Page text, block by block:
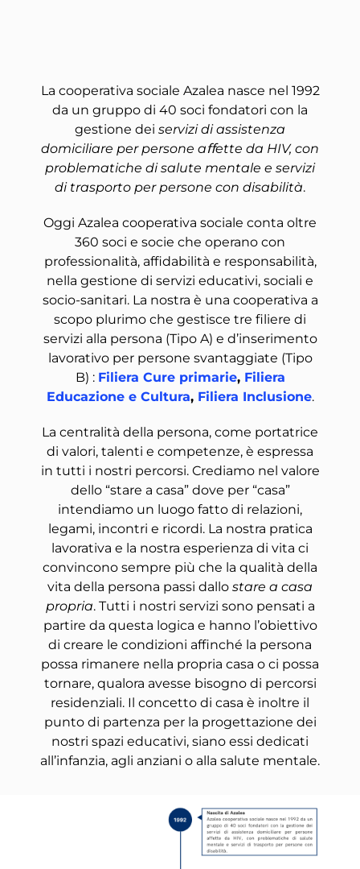
La cooperativa sociale Azalea nasce nel 1992
da un gruppo di 40 soci fondatori con la
gestione dei servizi di assistenza
domiciliare per persone aﬀette da HIV, con
problematiche di salute mentale e servizi
di trasporto per persone con disabilità.
Oggi Azalea cooperativa sociale conta oltre
360 soci e socie che operano con
professionalità, affidabilità e responsabilità,
nella gestione di servizi educativi, sociali e
socio-sanitari. La nostra è una cooperativa a
scopo plurimo che gestisce tre filiere di
servizi alla persona (Tipo A) e d’inserimento
lavorativo per persone svantaggiate (Tipo
B) : Filiera Cure primarie, Filiera
Educazione e Cultura, Filiera Inclusione.
La centralità della persona, come portatrice
di valori, talenti e competenze, è espressa
in tutti i nostri percorsi. Crediamo nel valore
dello “stare a casa” dove per “casa”
intendiamo un luogo fatto di relazioni,
legami, incontri e ricordi. La nostra pratica
lavorativa e la nostra esperienza di vita ci
convincono sempre più che la qualità della
vita della persona passi dallo stare a casa
propria. Tutti i nostri servizi sono pensati a
partire da questa logica e hanno l’obiettivo
di creare le condizioni affinché la persona
possa rimanere nella propria casa o ci possa
tornare, qualora avesse bisogno di percorsi
residenziali. Il concetto di casa è inoltre il
punto di partenza per la progettazione dei
nostri spazi educativi, siano essi dedicati
all’infanzia, agli anziani o alla salute mentale.